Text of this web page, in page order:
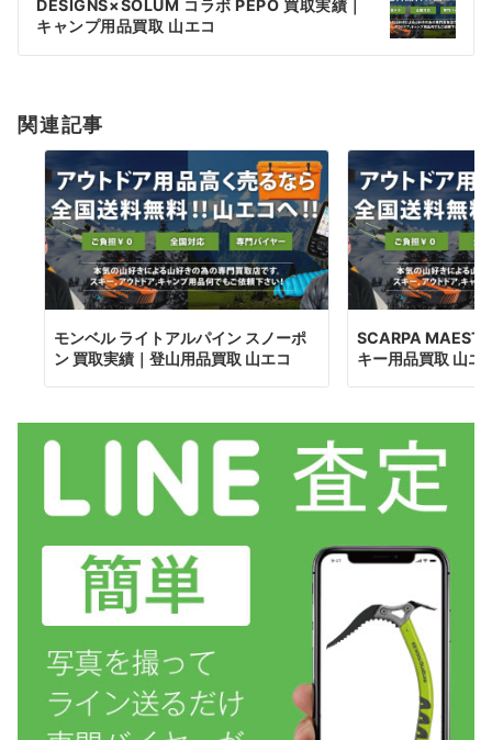
ー
シ
ン
DESIGNS×SOLUM コラボ PEPO 買取実績｜
キャンプ用品買取 山エコ
関連記事
モンベル ライトアルパイン スノーポ
ン 買取実績｜登山用品買取 山エコ
SCARPA
キー用品買取 山エ